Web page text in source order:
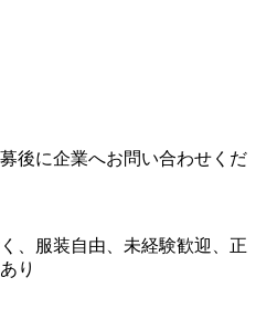
後に企業へお問い合わせくだ
、服装自由、未経験歓迎、正
り